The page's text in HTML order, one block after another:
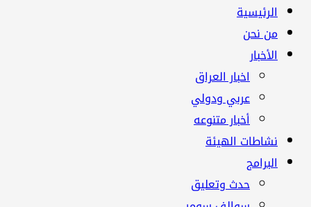
القائمة
الرئيسية
الرئيسية
من نحن
الأخبار
اخبار العراق
عربي ودولي
أخبار متنوعه
نشاطات الهيئة
البرامج
حدث وتعليق